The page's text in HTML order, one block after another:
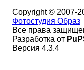
Copyright © 2007-
Фотостудия Образ
Все права
Разработка от
Версия 4.3.4